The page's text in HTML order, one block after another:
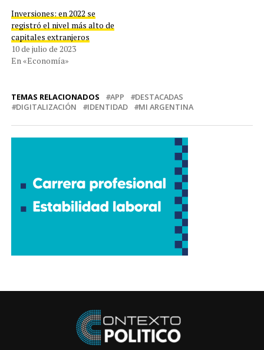
Inversiones: en 2022 se
registró el nivel más alto de
capitales extranjeros
10 de julio de 2023
En «Economía»
TEMAS RELACIONADOS APP
DESTACADAS
DIGITALIZACIÓN
IDENTIDAD MI ARGENTINA